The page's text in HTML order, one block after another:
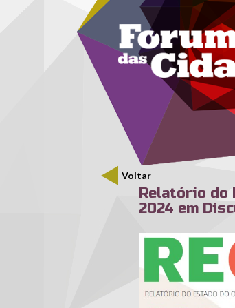
Passar para o conteúdo principalMenu secundário
Voltar
Relatório do
2024 em